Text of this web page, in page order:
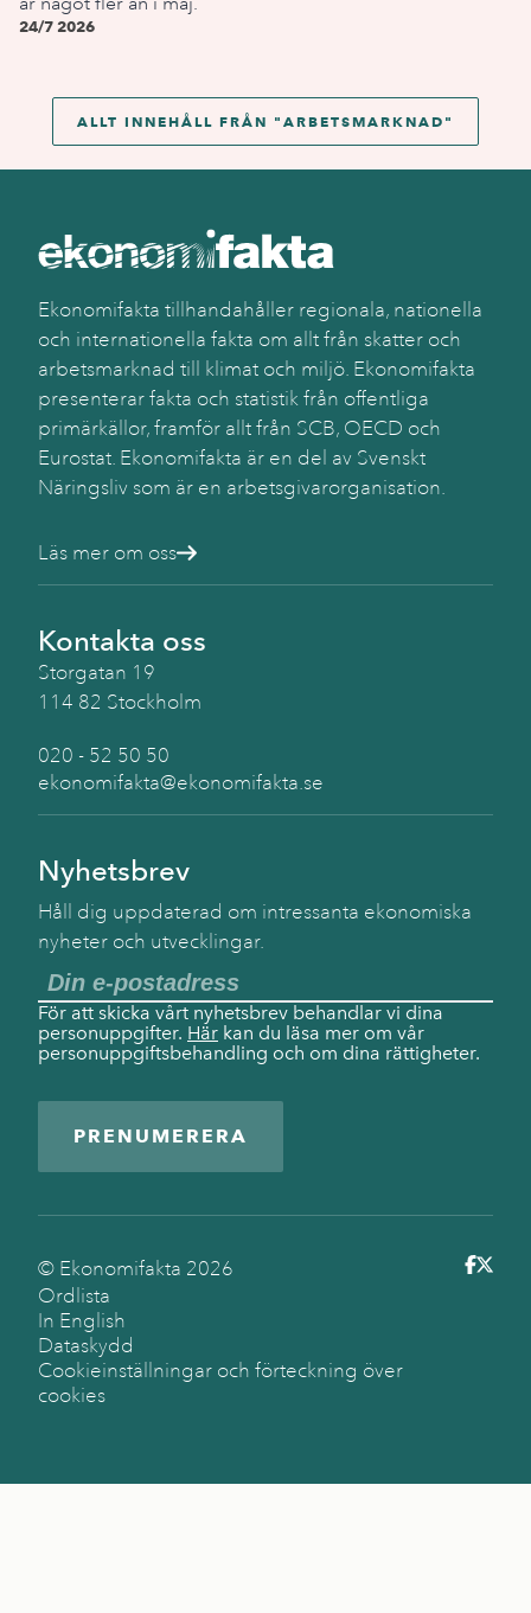
24/7 2026
ALLT INNEHÅLL FRÅN " ARBETSMARKNAD "
Ekonomifakta tillhandahåller regionala, nationella
och internationella fakta om allt från skatter och
arbetsmarknad till klimat och miljö. Ekonomifakta
presenterar fakta och statistik från offentliga
primärkällor, framför allt från SCB, OECD och
Eurostat. Ekonomifakta är en del av Svenskt
Näringsliv som är en arbetsgivarorganisation.
Läs mer om oss
Kontakta oss
Storgatan 19
114 82 Stockholm
020 - 52 50 50
ekonomifakta@ekonomifakta.se
Nyhetsbrev
Håll dig uppdaterad om intressanta ekonomiska
nyheter och utvecklingar.
För att skicka vårt nyhetsbrev behandlar vi dina
personuppgifter. Här kan du läsa mer om vår
personuppgiftsbehandling och om dina rättigheter.
PRENUMERERA
© Ekonomifakta 2026
Ordlista
In English
Dataskydd
Cookieinställningar och förteckning över
cookies